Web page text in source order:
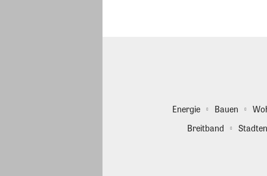
Energie Bauen
Breitband